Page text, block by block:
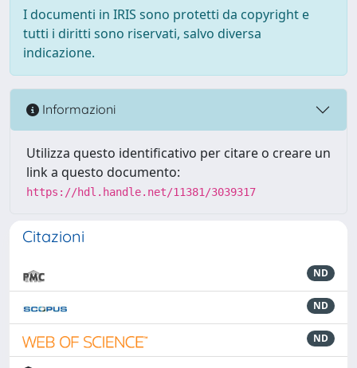
I documenti in IRIS sono protetti da copyright e
tutti i diritti sono riservati, salvo diversa
indicazione.
Informazioni
Utilizza questo identificativo per citare o creare un
link a questo documento:
https://hdl.handle.net/11381/3039317
Citazioni
ND
ND
ND